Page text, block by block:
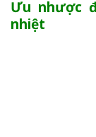
Ưu nhược
nhiệt